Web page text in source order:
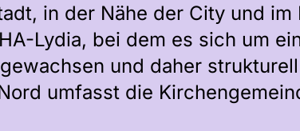
in der Nähe der City und
Lydia, bei dem es sich um
und daher
umfasst die